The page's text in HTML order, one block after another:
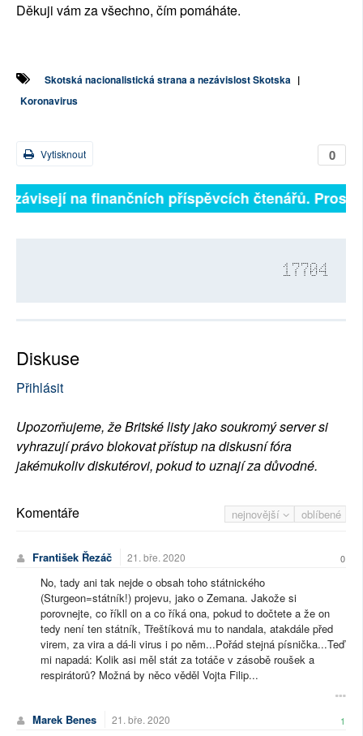
Děkuji vám za všechno, čím pomáháte.
Skotská nacionalistická strana a nezávislost Skotska |
Koronavirus
0
Vytisknout
na finančních příspěvcích čtenářů.
17704
Diskuse
Přihlásit
Upozorňujeme, že Britské listy jako soukromý server si
vyhrazují právo blokovat přístup na diskusní fóra
jakémukoliv diskutérovi, pokud to uznají za důvodné.
nejnovější oblíbené
Komentáře
František Řezáč 21. bře. 2020 0
No, tady ani tak nejde o obsah toho státnického
(Sturgeon=státník!) projevu, jako o Zemana. Jakože si
porovnejte, co říkll on a co říká ona, pokud to dočtete a že on
tedy není ten státník, Třeštíková mu to nandala, atakdále před
virem, za vira a dá-li virus i po něm...Pořád stejná písnička...Teď
mi napadá: Kolik asi měl stát za totáče v zásobě roušek a
respirátorů? Možná by něco věděl Vojta Filip...
Marek Benes 21. bře. 2020 1